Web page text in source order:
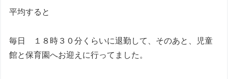
平均すると
毎日 １８時３０分くらいに退勤して、そのあと、児童
館と保育園へお迎えに行ってました。